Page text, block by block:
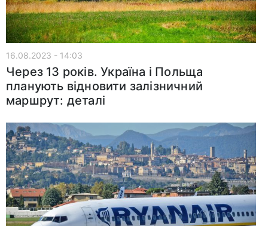
16.08.2023 - 14:03
Через 13 років. Україна і Польща
планують відновити залізничний
маршрут: деталі